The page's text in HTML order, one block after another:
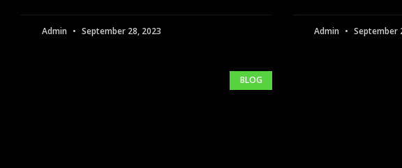
Admin September 28, 2023 Admin September
BLOG